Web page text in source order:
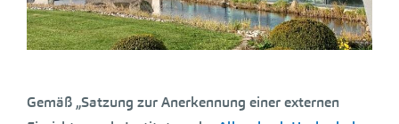
Gemäß „Satzung zur Anerkennung einer externen